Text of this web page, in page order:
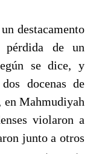
destacamento
pérdida de un
se dice, y
docenas de
en Mahmudiyah
violaron a
junto a otros